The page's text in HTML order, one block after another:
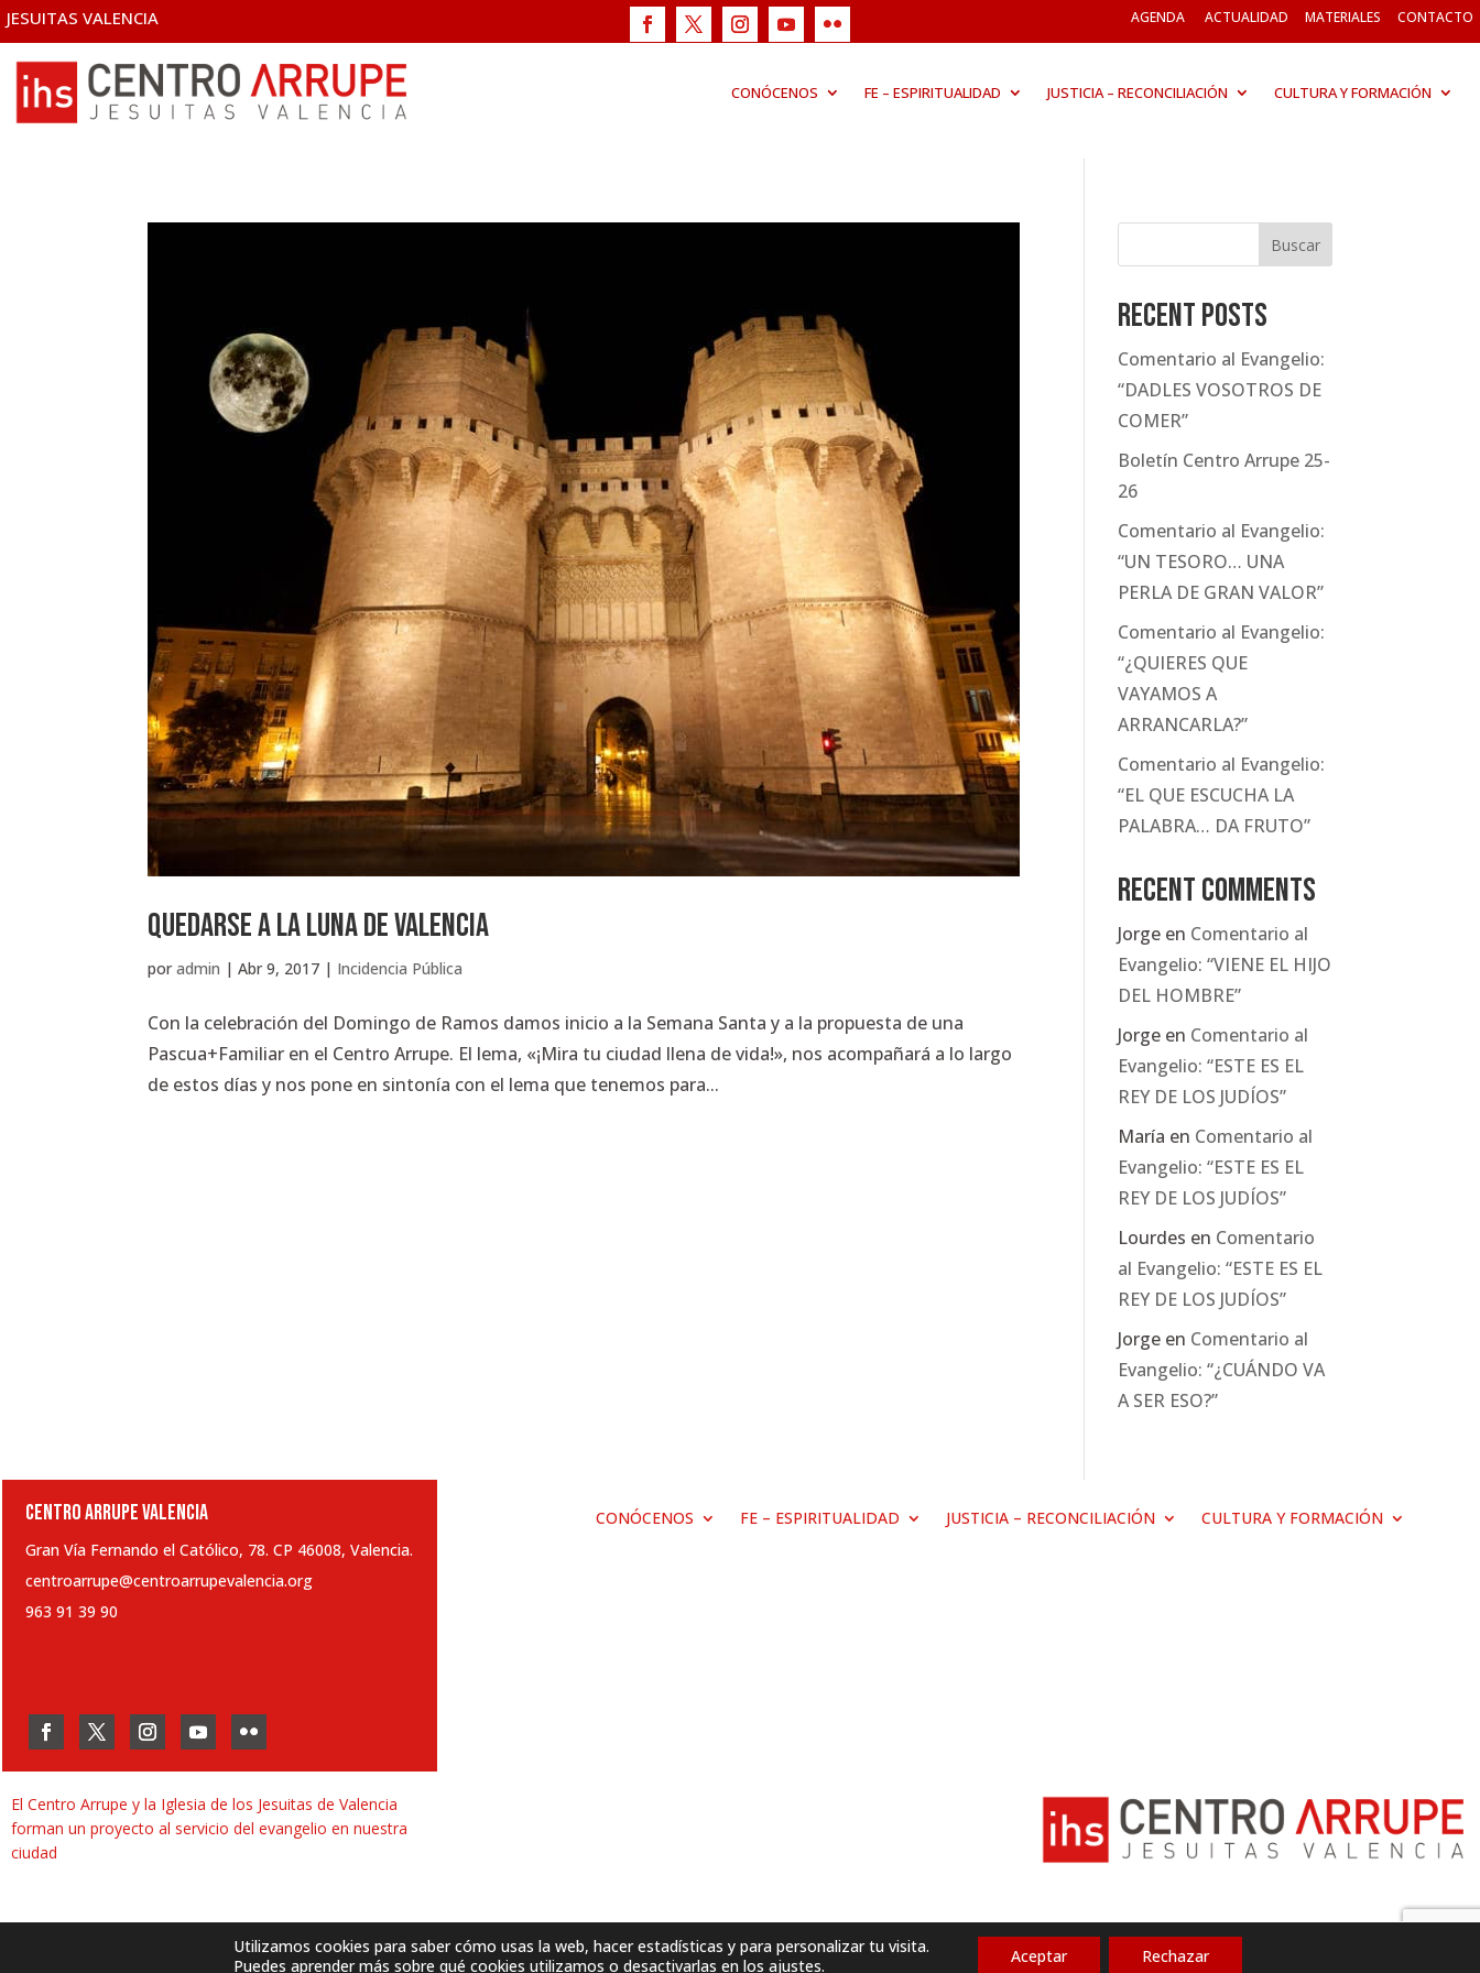
JESUITAS VALENCIA AGENDA ACTUALIDAD MATERIALES CONTACTO
CONÓCENOS FE – ESPIRITUALIDAD JUSTICIA – RECONCILIACIÓN CULTURA Y FORMACIÓN
Quedarse a la luna de Valencia
poradmin |Abr 9, 2017 | Incidencia Pública
Con la celebración del Domingo de Ramos damos inicio a la Semana Santa y a la propuesta de una
Pascua+Familiar en el Centro Arrupe. El lema, «¡Mira tu ciudad llena de vida!», nos acompañará a lo largo
de estos días y nos pone en sintonía con el lema que tenemos para...
Buscar
Recent Posts
Comentario al Evangelio:
“DADLES VOSOTROS DE
COMER”
Boletín Centro Arrupe 25-
26
Comentario al Evangelio:
“UN TESORO… UNA
PERLA DE GRAN VALOR”
Comentario al Evangelio:
“¿QUIERES QUE
VAYAMOS A
ARRANCARLA?”
Comentario al Evangelio:
“EL QUE ESCUCHA LA
PALABRA… DA FRUTO”
Recent Comments
Jorge en Comentario al
Evangelio: “VIENE EL HIJO
DEL HOMBRE”
Jorge en Comentario al
Evangelio: “ESTE ES EL
REY DE LOS JUDÍOS”
María en Comentario al
Evangelio: “ESTE ES EL
REY DE LOS JUDÍOS”
Lourdes en Comentario
al Evangelio: “ESTE ES EL
REY DE LOS JUDÍOS”
Jorge en Comentario al
Evangelio: “¿CUÁNDO VA
A SER ESO?”
CENTRO ARRUPE VALENCIA
Gran Vía Fernando el Católico, 78. CP 46008, Valencia.
centroarrupe@centroarrupevalencia.org
963 91 39 90
CONÓCENOS FE – ESPIRITUALIDAD JUSTICIA – RECONCILIACIÓN CULTURA Y FORMACIÓN
El Centro Arrupe y la Iglesia de los Jesuitas de Valencia
forman un proyecto al servicio del evangelio en nuestra
ciudad
Utilizamos cookies para saber cómo usas la web, hacer estadísticas y para personalizar tu visita.
Puedes aprender más sobre qué cookies utilizamos o desactivarlas en los ajustes. Aceptar Rechazar